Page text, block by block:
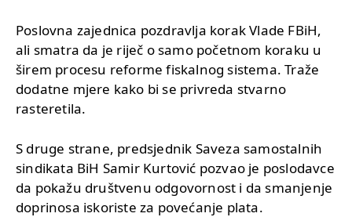
Poslovna zajednica pozdravlja korak Vlade FBiH,
ali smatra da je riječ o samo početnom koraku u
širem procesu reforme fiskalnog sistema. Traže
dodatne mjere kako bi se privreda stvarno
rasteretila.
S druge strane, predsjednik Saveza samostalnih
sindikata BiH Samir Kurtović pozvao je poslodavce
da pokažu društvenu odgovornost i da smanjenje
doprinosa iskoriste za povećanje plata.